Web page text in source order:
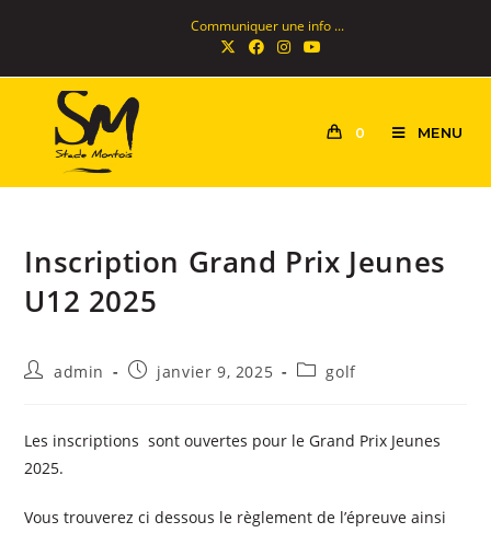
Communiquer une info ...
0 MENU
Inscription Grand Prix Jeunes
U12 2025
admin janvier 9, 2025 golf
Les inscriptions sont ouvertes pour le Grand Prix Jeunes
2025.
Vous trouverez ci dessous le règlement de l’épreuve ainsi